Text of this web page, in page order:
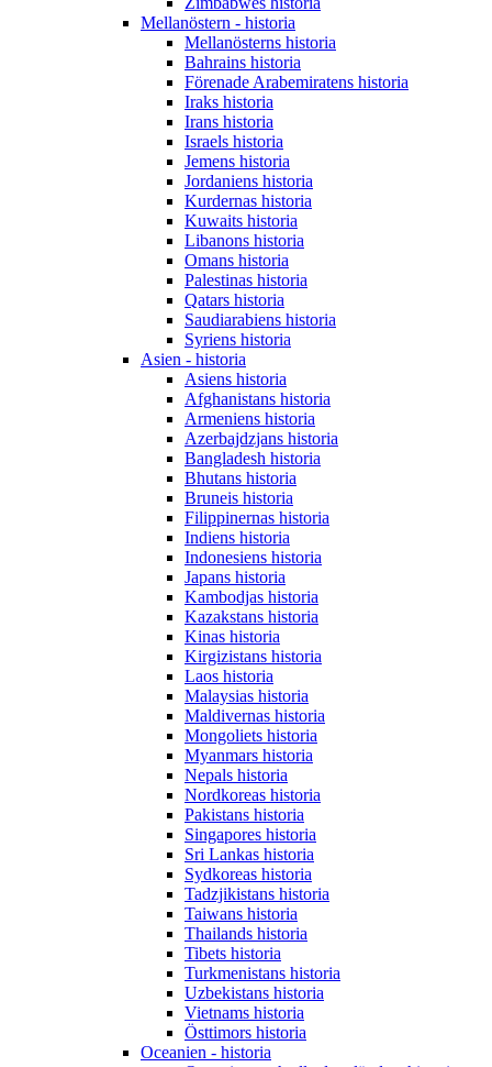
Mellanöstern - historia
Mellanösterns historia
Bahrains historia
Förenade Arabemiratens historia
Iraks historia
Irans historia
Israels historia
Jemens historia
Jordaniens historia
Kurdernas historia
Kuwaits historia
Libanons historia
Omans historia
Palestinas historia
Qatars historia
Saudiarabiens historia
Syriens historia
Asien - historia
Asiens historia
Afghanistans historia
Armeniens historia
Azerbajdzjans historia
Bangladesh historia
Bhutans historia
Bruneis historia
Filippinernas historia
Indiens historia
Indonesiens historia
Japans historia
Kambodjas historia
Kazakstans historia
Kinas historia
Kirgizistans historia
Laos historia
Malaysias historia
Maldivernas historia
Mongoliets historia
Myanmars historia
Nepals historia
Nordkoreas historia
Pakistans historia
Singapores historia
Sri Lankas historia
Sydkoreas historia
Tadzjikistans historia
Taiwans historia
Thailands historia
Tibets historia
Turkmenistans historia
Uzbekistans historia
Vietnams historia
Östtimors historia
Oceanien - historia